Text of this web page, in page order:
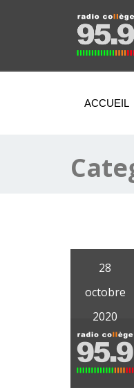
ACCUEIL
28
octobre
2020